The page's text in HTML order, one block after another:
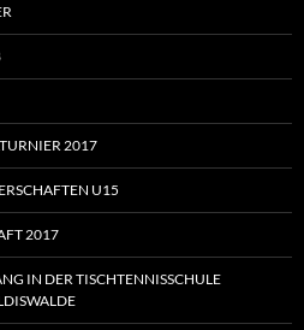
2017
U15
2017
IN DER TISCHTENNISSCHULE